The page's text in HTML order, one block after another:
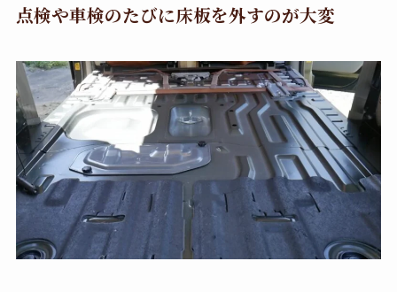
点検や車検のたびに床板を外すのが大変